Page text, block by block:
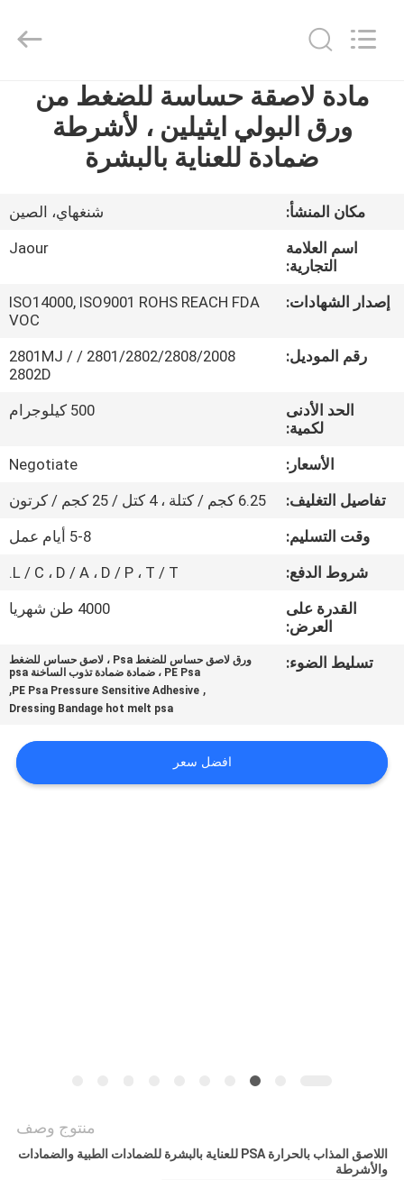
بيت
معلومات
جولة
الجودة
بنا
أخبار
القضايا
اطلب
أسعار
Adhesive
Products
مادة لاصقة حساسة للضغط من
ورق البولي ايثيلين ، لأشرطة
ضمادة للعناية بالبشرة
مكان المنشأ:
شنغهاي، الصين
اسم العلامة
التجارية:
Jaour
إصدار الشهادات:
ISO14000, ISO9001 ROHS REACH FDA
VOC
رقم الموديل:
2801/2802/2808/2008 / 2801MJ /
2802D
الحد الأدنى
لكمية:
500 كيلوجرام
الأسعار:
Negotiate
تفاصيل التغليف:
6.25 كجم / كتلة ، 4 كتل / 25 كجم / كرتون
وقت التسليم:
5-8 أيام عمل
شروط الدفع:
L / C ، D / A ، D / P ، T / T.
القدرة على
العرض:
4000 طن شهريا
تسليط الضوء:
ورق لاصق حساس للضغط Psa ، لاصق حساس للضغط
PE Psa ، ضمادة ضمادة تذوب الساخنة psa
,
PE Psa Pressure Sensitive Adhesive
,
Dressing Bandage hot melt psa
افضل سعر
منتوج وصف
اللاصق المذاب بالحرارة PSA للعناية بالبشرة للضمادات الطبية والضمادات
والأشرطة